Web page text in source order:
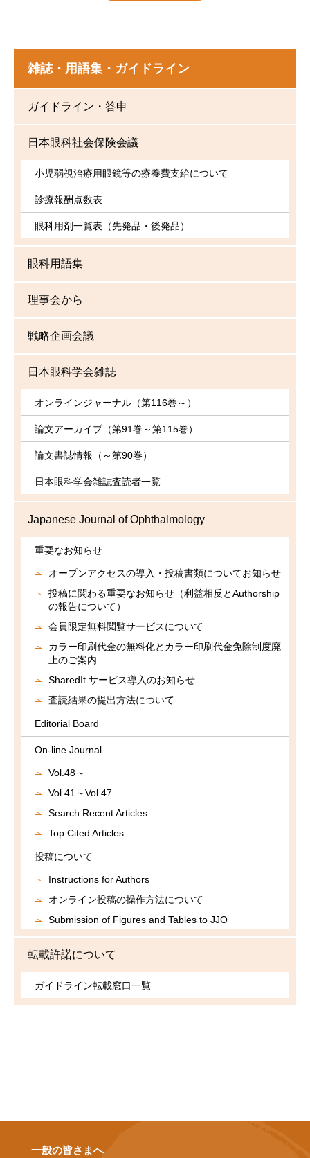
雑誌・用語集・ガイドライン
ガイドライン・答申
日本眼科社会保険会議
小児弱視治療用眼鏡等の療養費支給について
診療報酬点数表
眼科用剤一覧表（先発品・後発品）
眼科用語集
理事会から
戦略企画会議
日本眼科学会雑誌
オンラインジャーナル（第116巻～）
論文アーカイブ（第91巻～第115巻）
論文書誌情報（～第90巻）
日本眼科学会雑誌査読者一覧
Japanese Journal of Ophthalmology
重要なお知らせ
オープンアクセスの導入・投稿書類についてお知らせ
投稿に関わる重要なお知らせ（利益相反とAuthorship
の報告について）
会員限定無料閲覧サービスについて
カラー印刷代金の無料化とカラー印刷代金免除制度廃
止のご案内
SharedIt サービス導入のお知らせ
査読結果の提出方法について
Editorial Board
On-line Journal
Vol.48～
Vol.41～Vol.47
Search Recent Articles
Top Cited Articles
投稿について
Instructions for Authors
オンライン投稿の操作方法について
Submission of Figures and Tables to JJO
転載許諾について
ガイドライン転載窓口一覧
一般の皆さまへ